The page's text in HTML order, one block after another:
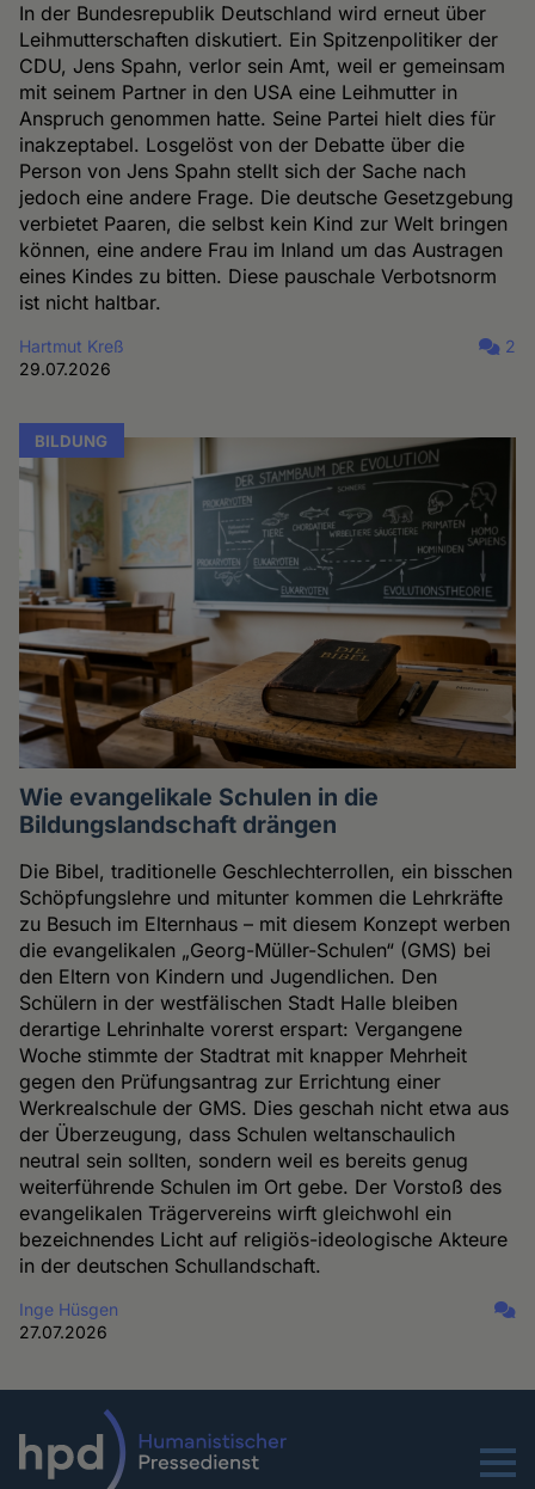
In der Bundesrepublik Deutschland wird erneut über
Leihmutterschaften diskutiert. Ein Spitzenpolitiker der
CDU, Jens Spahn, verlor sein Amt, weil er gemeinsam
mit seinem Partner in den USA eine Leihmutter in
Anspruch genommen hatte. Seine Partei hielt dies für
inakzeptabel. Losgelöst von der Debatte über die
Person von Jens Spahn stellt sich der Sache nach
jedoch eine andere Frage. Die deutsche Gesetzgebung
verbietet Paaren, die selbst kein Kind zur Welt bringen
können, eine andere Frau im Inland um das Austragen
eines Kindes zu bitten. Diese pauschale Verbotsnorm
ist nicht haltbar.
Hartmut Kreß
29.07.2026
2
BILDUNG
Wie evangelikale Schulen in die
Bildungslandschaft drängen
Die Bibel, traditionelle Geschlechterrollen, ein bisschen
Schöpfungslehre und mitunter kommen die Lehrkräfte
zu Besuch im Elternhaus – mit diesem Konzept werben
die evangelikalen „Georg-Müller-Schulen“ (GMS) bei
den Eltern von Kindern und Jugendlichen. Den
Schülern in der westfälischen Stadt Halle bleiben
derartige Lehrinhalte vorerst erspart: Vergangene
Woche stimmte der Stadtrat mit knapper Mehrheit
gegen den Prüfungsantrag zur Errichtung einer
Werkrealschule der GMS. Dies geschah nicht etwa aus
der Überzeugung, dass Schulen weltanschaulich
neutral sein sollten, sondern weil es bereits genug
weiterführende Schulen im Ort gebe. Der Vorstoß des
evangelikalen Trägervereins wirft gleichwohl ein
bezeichnendes Licht auf religiös-ideologische Akteure
in der deutschen Schullandschaft.
Inge Hüsgen
27.07.2026
Menu